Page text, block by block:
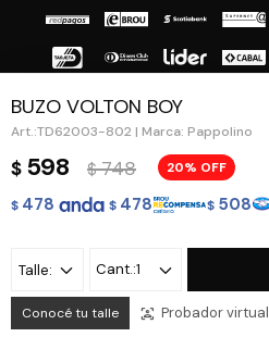
BUZO VOLTON BOY
TD62003-802 | Marca: Pappolino
$ 598 $ 748 20
$ 478 $ 478 $ 508
Talle:
Conocé tu talle Probador virtual
1